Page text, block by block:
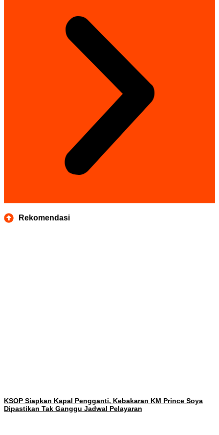
Rekomendasi
KSOP Siapkan Kapal Pengganti, Kebakaran KM Prince Soya
Dipastikan Tak Ganggu Jadwal Pelayaran